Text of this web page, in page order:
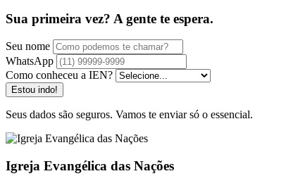
Sua primeira vez? A gente te espera.
Seu nome
WhatsApp
Como conheceu a IEN?
Estou indo!
Seus dados são seguros. Vamos te enviar só o essencial.
Igreja Evangélica das Nações